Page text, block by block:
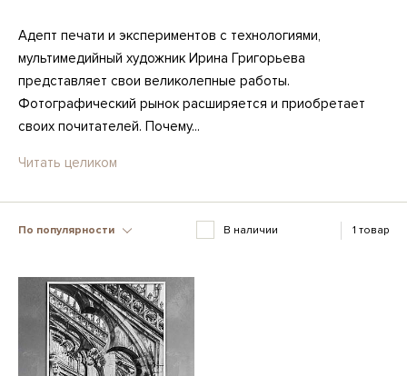
Адепт печати и экспериментов с технологиями,
мультимедийный художник Ирина Григорьева
представляет свои великолепные работы.
Фотографический рынок расширяется и приобретает
своих почитателей. Почему...
Читать целиком
По популярности В наличии 1 товар